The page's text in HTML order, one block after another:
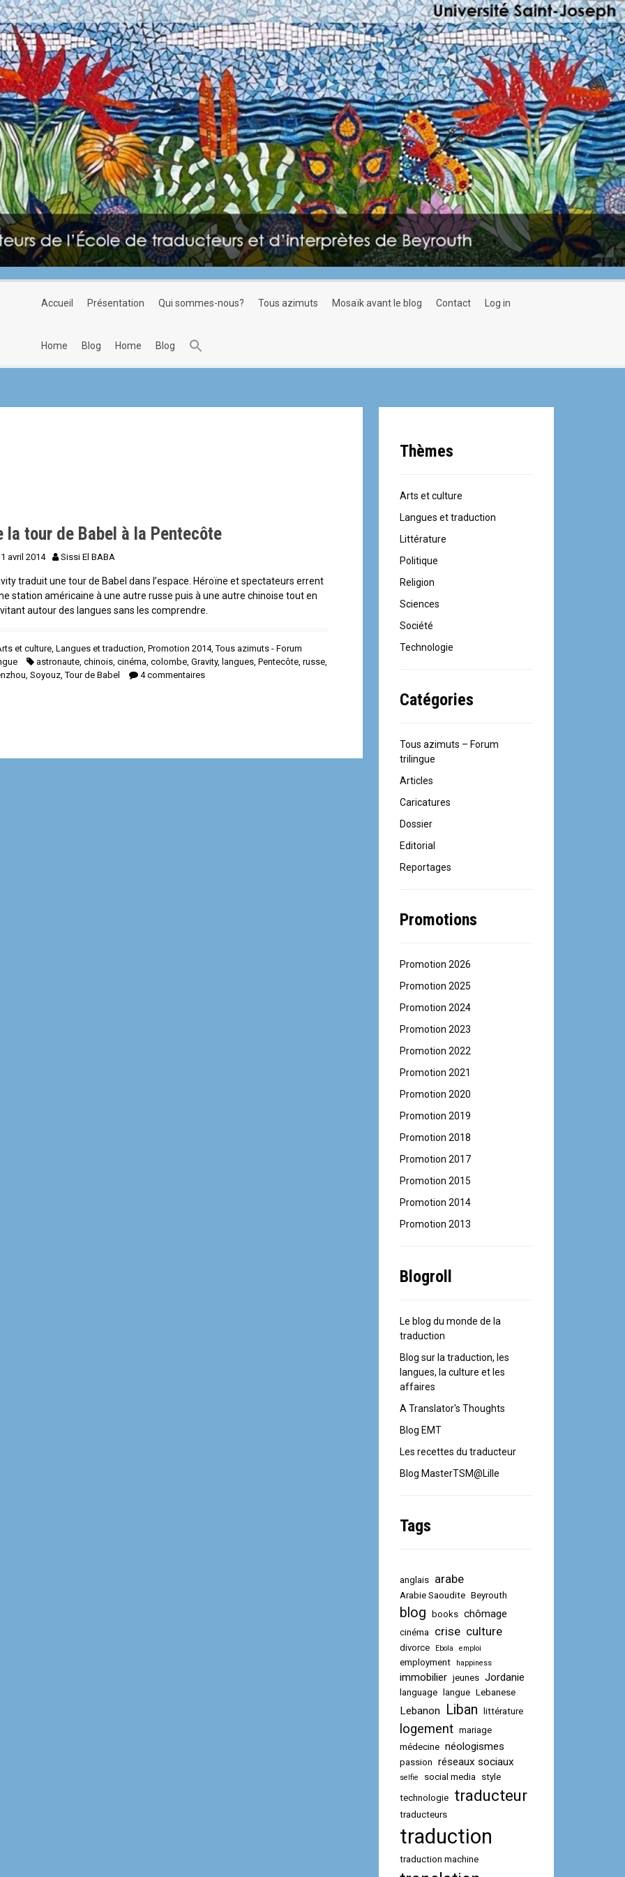
accueil présentation qui sommes-nous? tous azimuts mosaïk avant le blog contact log in
home blog home blog
la tour de Babel à la Pentecôte
avril 2014 Sissi El BABA
traduit une tour de Babel dans l’espace. Héroïne et spectateurs errent
station américaine à une autre russe puis à une autre chinoise tout en
autour des langues sans les comprendre.
et culture,Langues et traduction,Promotion 2014,Tous azimuts - Forum
astronaute,chinois,cinéma,colombe,Gravity, langues,Pentecôte,russe,
,Soyouz,Tour de Babel 4 commentaires
Thèmes
Arts et culture
Langues et traduction
Littérature
Politique
Religion
Sciences
Société
Technologie
Catégories
Tous azimuts – Forum
trilingue
Articles
Caricatures
Dossier
Editorial
Reportages
Promotions
Promotion 2026
Promotion 2025
Promotion 2024
Promotion 2023
Promotion 2022
Promotion 2021
Promotion 2020
Promotion 2019
Promotion 2018
Promotion 2017
Promotion 2015
Promotion 2014
Promotion 2013
Blogroll
Le blog du monde de la
traduction
Blog sur la traduction, les
langues, la culture et les
affaires
A Translator's Thoughts
Blog EMT
Les recettes du traducteur
Blog MasterTSM@Lille
Tags
anglais arabe
Arabie Saoudite Beyrouth
blog books chômage
cinéma crise culture
divorce Ebola emploi
employment happiness
immobilier jeunes Jordanie
language langue Lebanese
Lebanon Liban littérature
logement mariage
médecine néologismes
passion réseaux sociaux
selfie social media style
technologie traducteur
traducteurs
traduction
traduction machine